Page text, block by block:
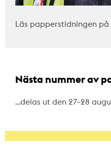
Läs papperstidningen
Nästa nummer av
…delas ut den 27–28